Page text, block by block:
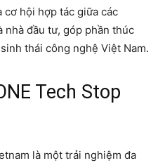
cơ hội hợp tác giữa các
đầu tư, góp phần thúc
thái công nghệ Việt Nam.
Tech Stop
là một trải nghiệm đa